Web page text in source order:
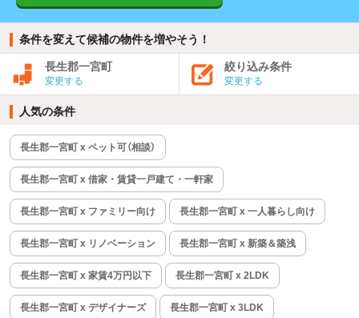
条件を変えて候補の物件を増やそう！
長生郡一宮町
変更する
絞り込み条件
変更する
人気の条件
長生郡一宮町 x ペット可（相談）
長生郡一宮町 x 借家・賃貸一戸建て・一軒家
長生郡一宮町 x ファミリー向け 長生郡一宮町 x 一人暮らし向け
長生郡一宮町 x リノベーション 長生郡一宮町 x 新築＆築浅
長生郡一宮町 x 家賃4万円以下 長生郡一宮町 x 2LDK
長生郡一宮町 x デザイナーズ 長生郡一宮町 x 3LDK